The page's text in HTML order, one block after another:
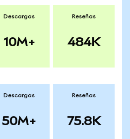
Descargas
10M+
Reseñas
484K
Descargas
50M+
Reseñas
75.8K